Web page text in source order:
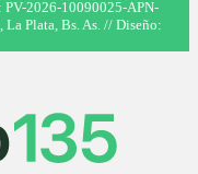
2026-10090025-APN-
Plata, Bs. As. // Diseño: